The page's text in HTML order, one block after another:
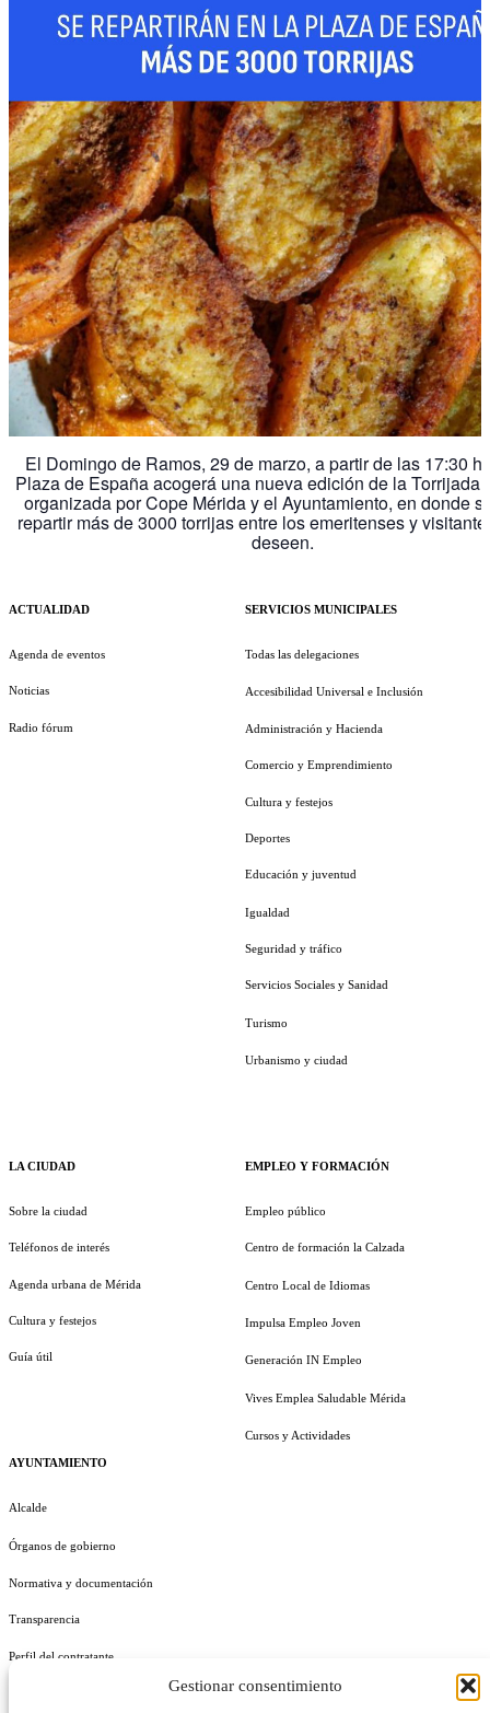
Gestionar consentimiento
El Domingo de Ramos, 29 de marzo, a partir de las 17:30
Plaza de España acogerá una nueva edición de la Torrijada
organizada por Cope Mérida y el Ayuntamiento, en donde
repartir más de 3000 torrijas entre los emeritenses y
deseen.
ACTUALIDAD
Agenda de eventos
Noticias
Radio fórum
LA CIUDAD
Sobre la ciudad
Teléfonos de interés
Agenda urbana de Mérida
Cultura y festejos
Guía útil
AYUNTAMIENTO
Alcalde
Órganos de gobierno
Normativa y documentación
Transparencia
Perfil del contratante
SERVICIOS MUNICIPALES
Todas las delegaciones
Accesibilidad Universal e Inclusión
Administración y Hacienda
Comercio y Emprendimiento
Cultura y festejos
Deportes
Educación y juventud
Igualdad
Seguridad y tráfico
Servicios Sociales y Sanidad
Turismo
Urbanismo y ciudad
EMPLEO Y FORMACIÓN
Empleo público
Centro de formación la Calzada
Centro Local de Idiomas
Impulsa Empleo Joven
Generación IN Empleo
Vives Emplea Saludable Mérida
Cursos y Actividades